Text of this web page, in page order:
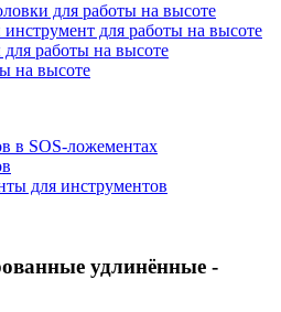
для работы на высоте
для работы на высоте
работы на высоте
на высоте
в SOS-ложементах
для инструментов
удлинённые -